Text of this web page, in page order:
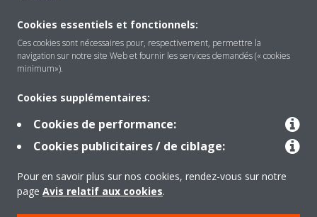
Solutions
Contact
Products
Cookies essentiels et fonctionnels:
Ces cookies sont nécessaires pour, respectivement, permettre la
navigation sur notre site Web et fournir les services demandés (« cookies
minimum»).
Cookies supplémentaires:
Cookies de performance:
Cookies publicitaires / de ciblage:
Pour en savoir plus sur nos cookies, rendez-vous sur notre
page Avis relatif aux cookies.